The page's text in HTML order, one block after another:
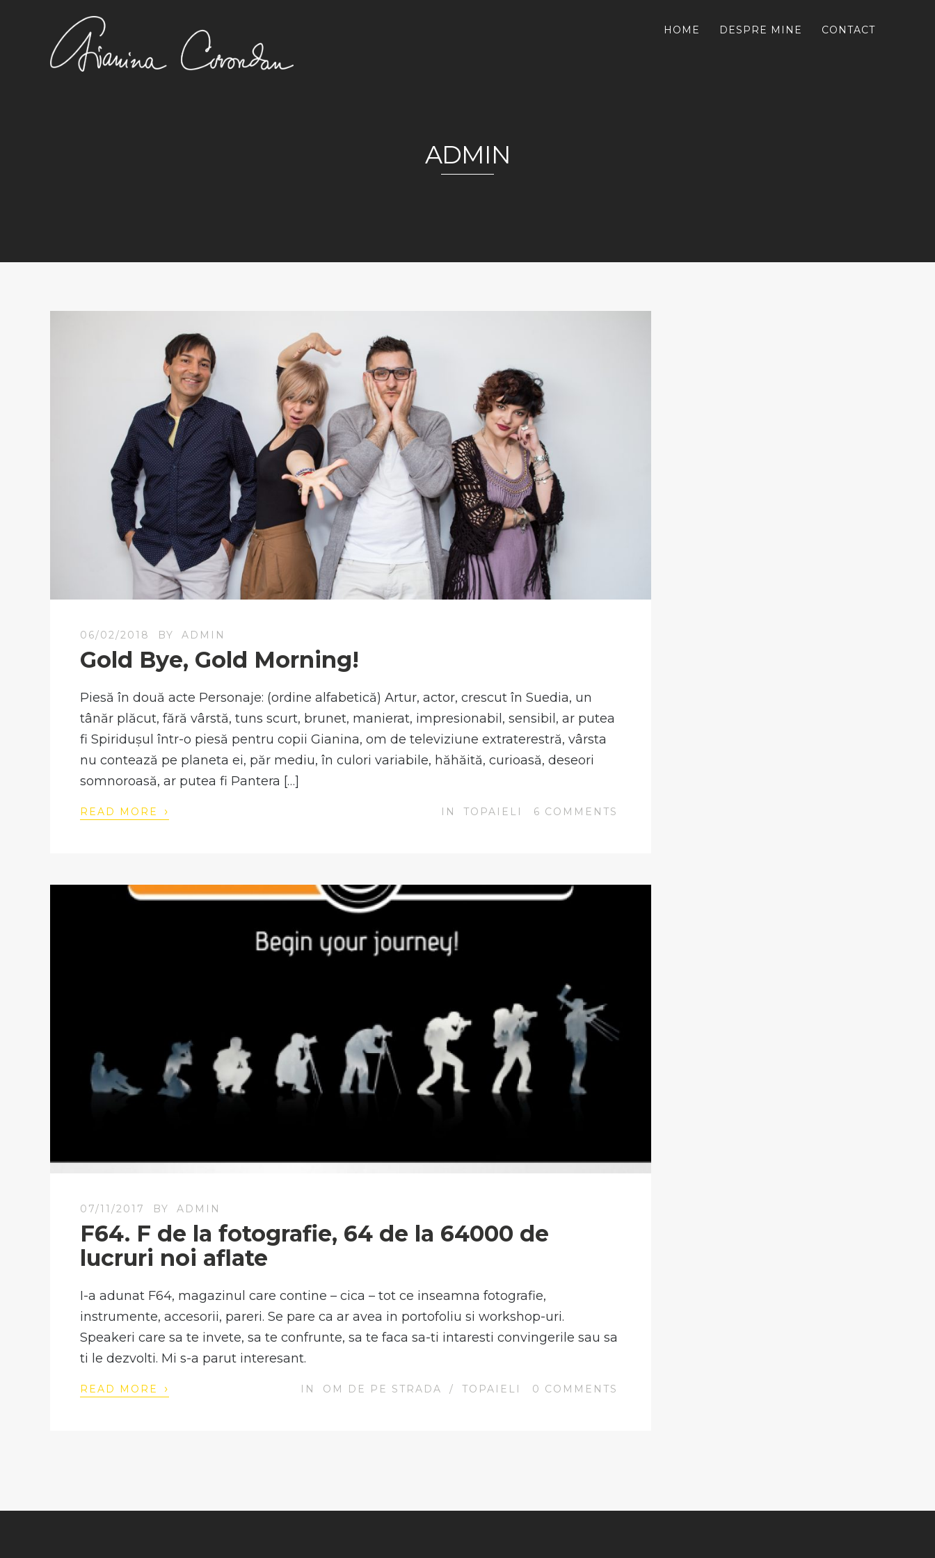
HOME DESPRE MINE CONTACT
ADMIN
06/02/2018 BY ADMIN
Gold Bye, Gold Morning!
Piesă în două acte Personaje: (ordine alfabetică) Artur, actor, crescut în Suedia, un
tânăr plăcut, fără vârstă, tuns scurt, brunet, manierat, impresionabil, sensibil, ar putea
fi Spiridușul într-o piesă pentru copii Gianina, om de televiziune extraterestră, vârsta
nu contează pe planeta ei, păr mediu, în culori variabile, hăhăită, curioasă, deseori
somnoroasă, ar putea fi Pantera […]
READ MORE › IN TOPAIELI 6 COMMENTS
07/11/2017 BY ADMIN
F64. F de la fotografie, 64 de la 64000 de
lucruri noi aflate
I-a adunat F64, magazinul care contine – cica – tot ce inseamna fotografie,
instrumente, accesorii, pareri. Se pare ca ar avea in portofoliu si workshop-uri.
Speakeri care sa te invete, sa te confrunte, sa te faca sa-ti intaresti convingerile sau sa
ti le dezvolti. Mi s-a parut interesant.
READ MORE › IN OM DE PE STRADA / TOPAIELI 0 COMMENTS